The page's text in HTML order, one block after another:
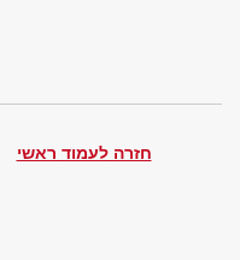
חזרה לעמוד ראשי